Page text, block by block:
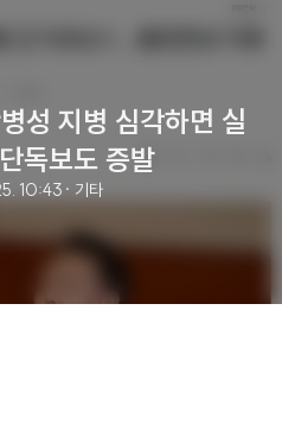
성 지병 심각하면 실
독보도 증발
10:43 · 기타